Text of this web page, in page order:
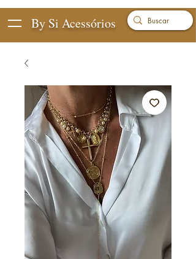
By Si Acessórios